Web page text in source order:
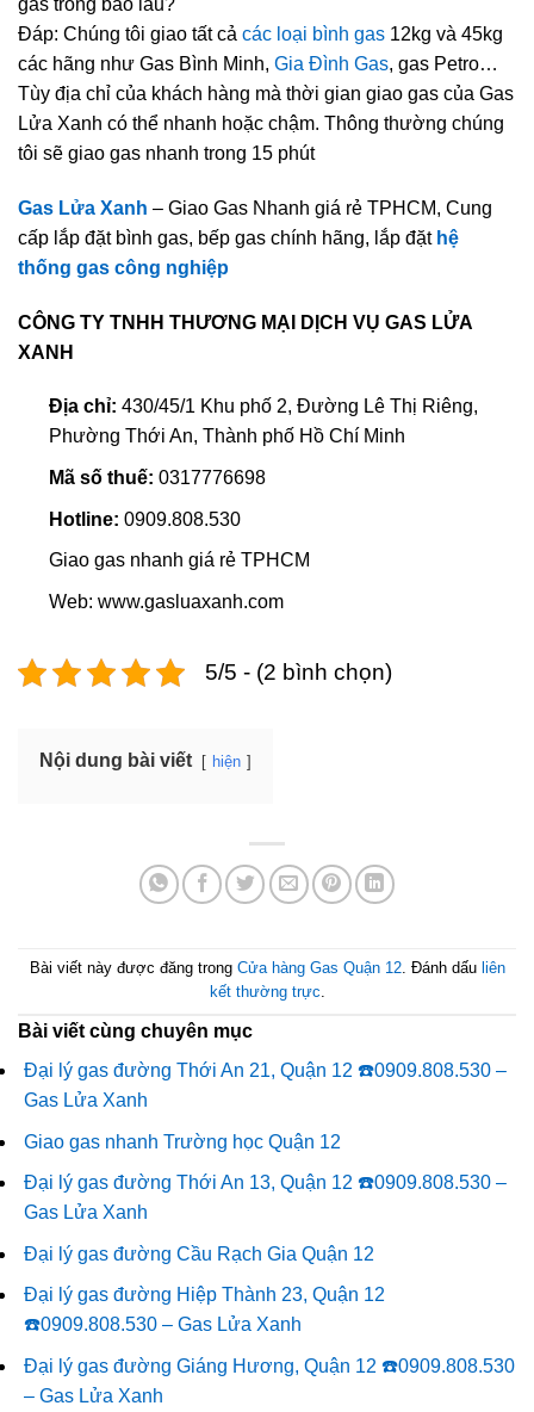
gas trong bao lâu?
Đáp: Chúng tôi giao tất cả các loại bình gas 12kg và 45kg
các hãng như Gas Bình Minh, Gia Đình Gas, gas Petro…
Tùy địa chỉ của khách hàng mà thời gian giao gas của Gas
Lửa Xanh có thể nhanh hoặc chậm. Thông thường chúng
tôi sẽ giao gas nhanh trong 15 phút
Gas Lửa Xanh – Giao Gas Nhanh giá rẻ TPHCM, Cung
cấp lắp đặt bình gas, bếp gas chính hãng, lắp đặt hệ
thống gas công nghiệp
CÔNG TY TNHH THƯƠNG MẠI DỊCH VỤ GAS LỬA
XANH
Địa chỉ: 430/45/1 Khu phố 2, Đường Lê Thị Riêng,
Phường Thới An, Thành phố Hồ Chí Minh
Mã số thuế: 0317776698
Hotline: 0909.808.530
Giao gas nhanh giá rẻ TPHCM
Web: www.gasluaxanh.com
5/5 - (2 bình chọn)
Nội dung bài viết hiện
Bài viết này được đăng trong Cửa hàng Gas Quận 12. Đánh dấu liên
kết thường trực.
Bài viết cùng chuyên mục
Đại lý gas đường Thới An 21, Quận 12 ☎️0909.808.530 –
Gas Lửa Xanh
Giao gas nhanh Trường học Quận 12
Đại lý gas đường Thới An 13, Quận 12 ☎️0909.808.530 –
Gas Lửa Xanh
Đại lý gas đường Cầu Rạch Gia Quận 12
Đại lý gas đường Hiệp Thành 23, Quận 12
☎️0909.808.530 – Gas Lửa Xanh
Đại lý gas đường Giáng Hương, Quận 12 ☎️0909.808.530
– Gas Lửa Xanh